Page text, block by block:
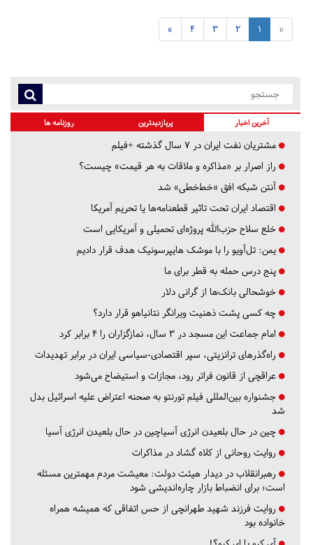
«
1
2
3
4
»
آخرین اخبار پربازدیدترین روزنامه ها
مشتریان نفت ایران در ۷ سال گذشته +فیلم
راز اصرار بر «مذاکره و ملاقات به هر قیمت» چیست؟
آنتن شبکه افق «خط‌خطی» شد
اقتصاد ایران تحت تاثیر قطعنامه‌ها یا تحریم‌ آمریکا
خلع سلاح حزب‌الله پروژه‌ای تحمیلی و آمریکایی است
یمن: تل‌آویو را با موشک هایپرسونیک هدف قرار دادیم
پنج درس‌ حمله به قطر برای ما
خوشحالی بانک‌ها از گرانی دلار
چه کسی پشت ذهنیت ویرانگر نتانیاهو قرار دارد؟
امام جماعت این مسجد در ۳ سال، نمازگزاران را ۴ برابر کرد
راه‌گذرهای ترانزیتی، سپر اقتصادی-سیاسی ایران در برابر تهدیدات
عراقچی از قانون فراتر رود، مجازات و استیضاح می‌شود
جشنواره بین‌المللی فیلم تورنتو به صحنه اعتراض علیه اسرائیل بدل
شد
چین در حال بلعیدن انرژی آسیاچین در حال بلعیدن انرژی آسیا
روایت روحانی از کلاه گشاد در مذاکرات
رهبرانقلاب در دیدار هیئت دولت: معیشت مردم مهمترین مسئله
است؛ برای انضباط بازار چاره‌اندیشی شود
روایت فرزند شهید طهرانچی از حس اتفاقی که همیشه همراه
خانواده بود